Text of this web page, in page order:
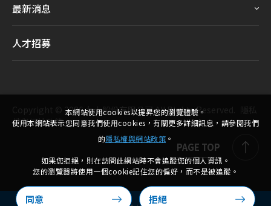
最新消息
人才招募
2026友士股份有限公司 All Rights Reserved.
權與網站政策
PAGE TOP
0
本網站使用cookies以提昇您的瀏覽體驗。
使用本網站表示您同意我們使用cookies，有關更多詳細訊息，請參閱我們
的隱私權與網站政策 。
如果您拒絕，則在訪問此網站時不會追蹤您的個人資訊。
您的瀏覽器將使用一個cookie記住您的偏好，而不是被追蹤。
同意 拒絕